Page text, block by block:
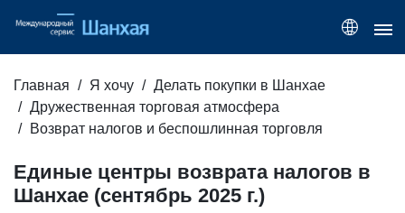
Главная Я хочу
Делать покупки в Шанхае
Дружественная торговая атмосфера
Возврат налогов и беспошлинная торговля
Единые центры возврата налогов в
Шанхае (сентябрь 2025 г.)